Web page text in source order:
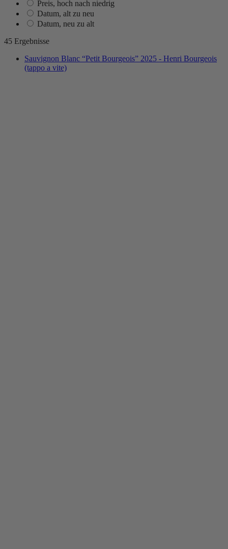
Preis, hoch nach niedrig
Datum, alt zu neu
Datum, neu zu alt
45 Ergebnisse
Sauvignon Blanc “Petit Bourgeois” 2025 - Henri Bourgeois
(tappo a vite)